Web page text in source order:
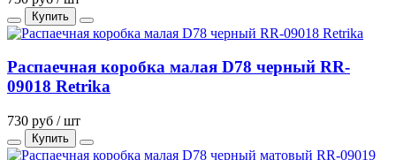
Купить
Распаечная коробка малая D78 черный RR-
09018 Retrika
730 руб / шт
Купить